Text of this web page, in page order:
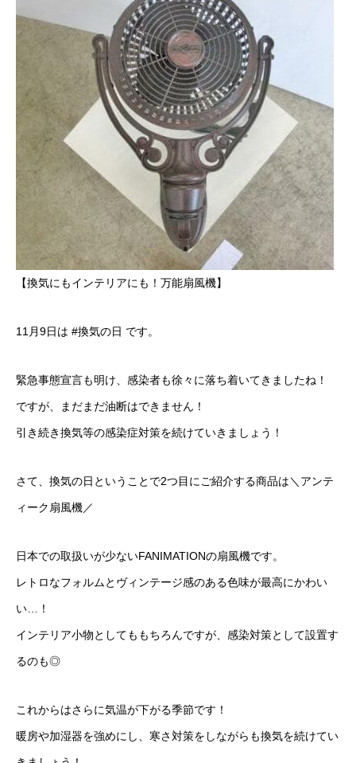
【換気にもインテリアにも！万能扇風機】
11月9日は #換気の日 です。
緊急事態宣言も明け、感染者も徐々に落ち着いてきましたね！
ですが、まだまだ油断はできません！
引き続き換気等の感染症対策を続けていきましょう！
さて、換気の日ということで2つ目にご紹介する商品は＼アンテ
ィーク扇風機／
日本での取扱いが少ないFANIMATIONの扇風機です。
レトロなフォルムとヴィンテージ感のある色味が最高にかわい
い…！
インテリア小物としてももちろんですが、感染対策として設置す
るのも◎
これからはさらに気温が下がる季節です！
暖房や加湿器を強めにし、寒さ対策をしながらも換気を続けてい